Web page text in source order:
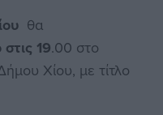
θα
19.00 στο
Χίου, με τίτλο